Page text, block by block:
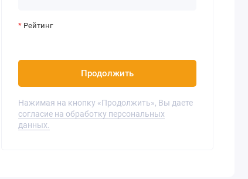
Рейтинг
Продолжить
Нажимая на кнопку «Продолжить», Вы даете
согласие на обработку персональных
данных.